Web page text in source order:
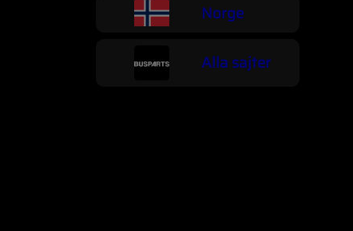
Norge
Alla sajter